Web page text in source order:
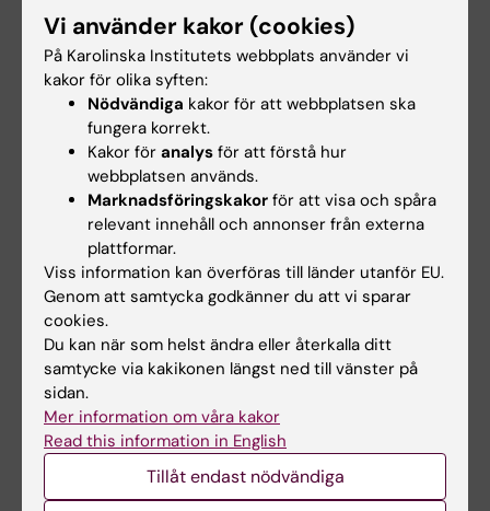
Mer information om kurserna finns i
följande länkar:
Examensarbete för masterexamen i odontologi, 30
Examensarbete för magisterexamen i oral hälsa, 30
Examensarbete för magisterexamen i tandteknik,
30 hp
Kursansvarig och examinator:
Prof Nagihan
Bostanci
Kursinstruktör och föreläsare:
Silbereisen
Kursadministratör:Cecilia Vestlind
Vi använder kakor (cookies)
På Karolinska Institutets webbplats använder vi
kakor för olika syften:
Nödvändiga kakor för att webbplatsen ska
fungera korrekt.
Kakor för analys för att förstå hur
webbplatsen används.
Marknadsföringskakor för att visa och spåra
relevant innehåll och annonser från externa
plattformar.
Viss information kan överföras till länder utanför EU.
Genom att samtycka godkänner du att vi sparar
cookies.
Du kan när som helst ändra eller återkalla ditt
samtycke via kakikonen längst ned till vänster på
sidan.
Mer information om våra kakor
Read this information in English
Tillåt endast nödvändiga